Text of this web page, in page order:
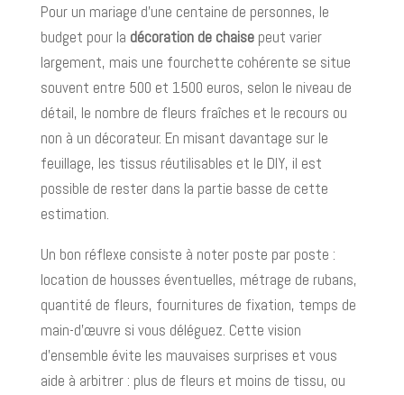
Pour un mariage d’une centaine de personnes, le
budget pour la décoration de chaisepeut varier
largement, mais une fourchette cohérente se situe
souvent entre 500 et 1500 euros, selon le niveau de
détail, le nombre de fleurs fraîches et le recours ou
non à un décorateur. En misant davantage sur le
feuillage, les tissus réutilisables et le DIY, il est
possible de rester dans la partie basse de cette
estimation.
Un bon réflexe consiste à noter poste par poste :
location de housses éventuelles, métrage de rubans,
quantité de fleurs, fournitures de fixation, temps de
main-d’œuvre si vous déléguez. Cette vision
d’ensemble évite les mauvaises surprises et vous
aide à arbitrer : plus de fleurs et moins de tissu, ou